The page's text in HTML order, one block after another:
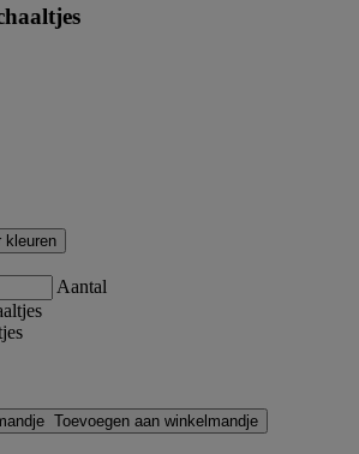
kleuren
Aantal
Toevoegen aan winkelmandje